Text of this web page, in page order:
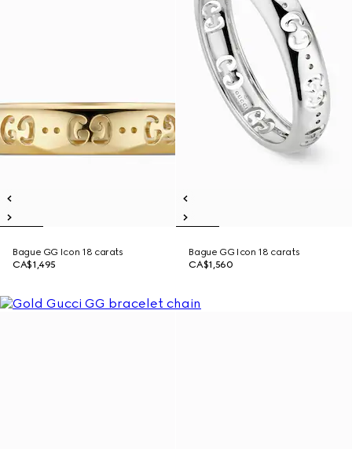
Bague GG Icon 18 carats
CA$1,495
Bague GG Icon 18 carats
CA$1,560